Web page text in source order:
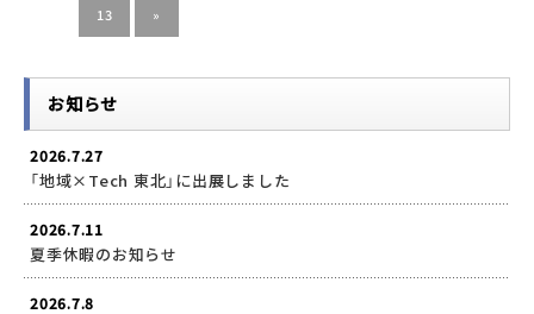
13 »
お知らせ
2026.7.27
「地域×Tech 東北」に出展しました
2026.7.11
夏季休暇のお知らせ
2026.7.8